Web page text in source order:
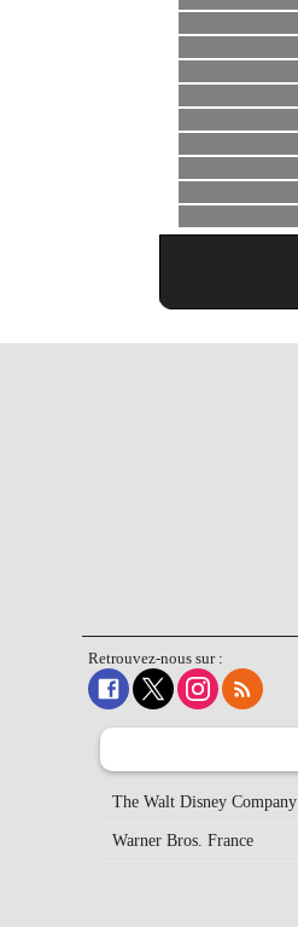
Retrouvez-nous sur :
The Walt Disney Company
Warner Bros. France